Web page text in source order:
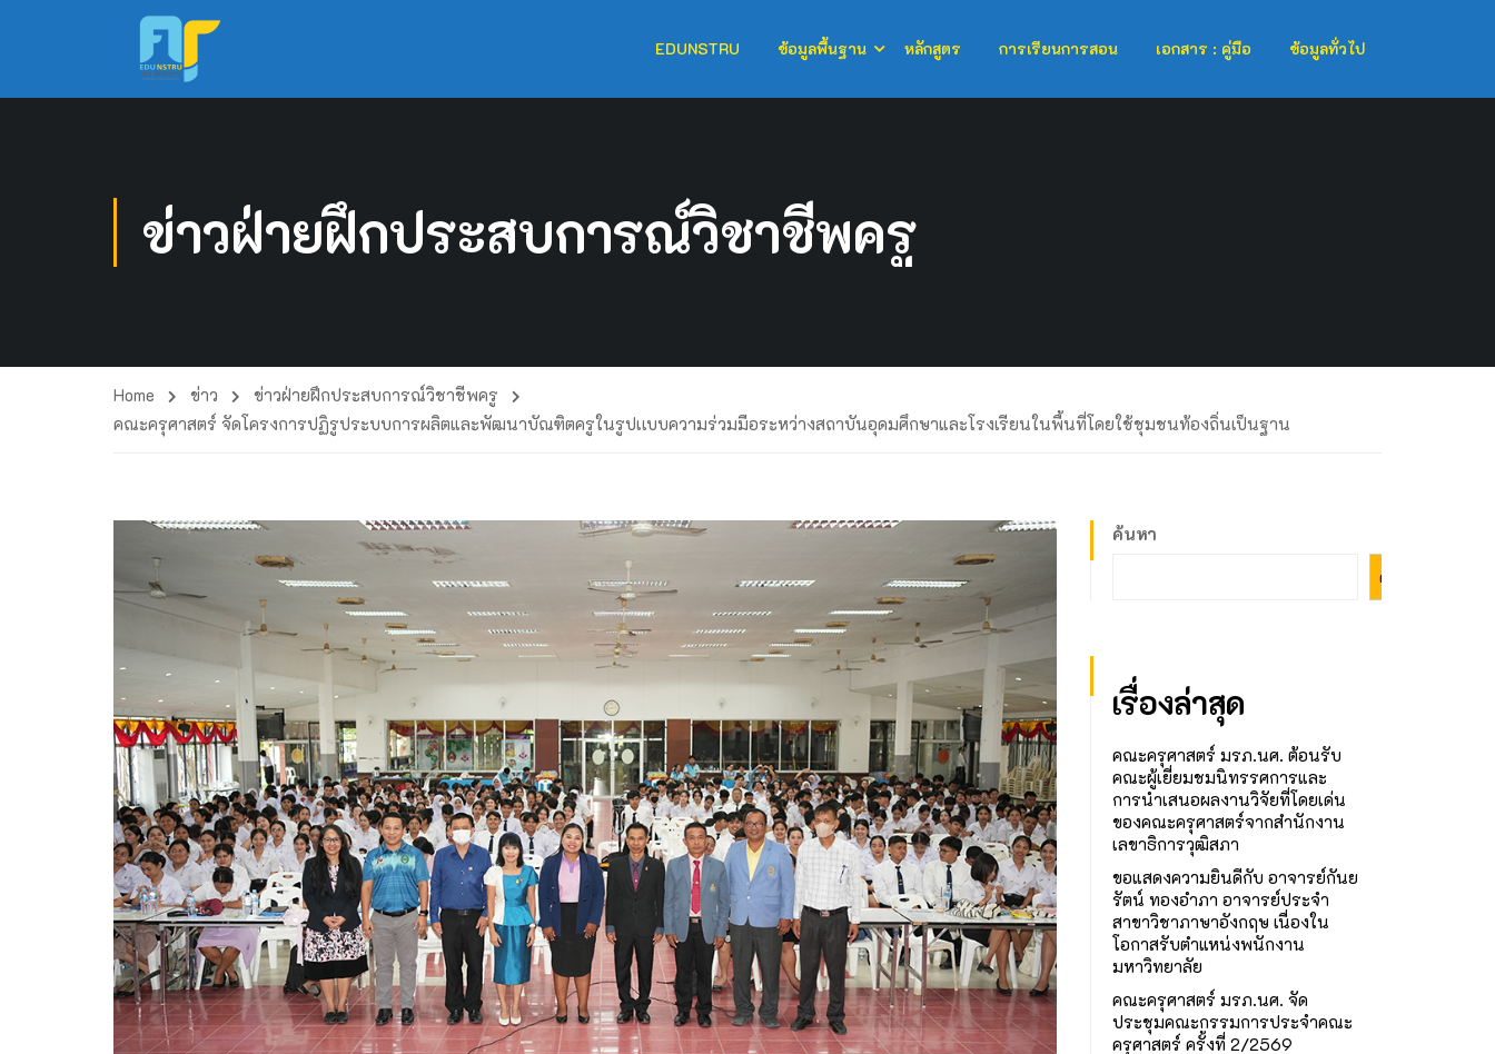
EDUNSTRU ข้อมูลพื้นฐาน หลักสูตร การเรียนการสอน เอกสาร : คู่มือ ข้อมูลทั่วไป
ข่าวฝ่ายฝึกประสบการณ์วิชาชีพครู
Home ข่าว
ข่าวฝ่ายฝึกประสบการณ์วิชาชีพครู
คณะครุศาสตร์ จัดโครงการปฏิรูประบบการผลิตและพัฒนาบัณฑิตครูในรูปเเบบความร่วมมือระหว่างสถาบันอุดมศึกษาและโรงเรียนในพื้นที่โดยใช้ชุมชนท้องถิ่นเป็นฐาน
ค้นหา
ค้นหา
เรื่องล่าสุด
คณะครุศาสตร์ มรภ.นศ. ต้อนรับ
คณะผู้เยี่ยมชมนิทรรศการและ
การนำเสนอผลงานวิจัยที่โดยเด่น
ของคณะครุศาสตร์จากสำนักงาน
เลขาธิการวุฒิสภา
ขอแสดงความยินดีกับ อาจารย์กันย
รัตน์ ทองอำภา อาจารย์ประจำ
สาขาวิชาภาษาอังกฤษ เนื่องใน
โอกาสรับตำแหน่งพนักงาน
มหาวิทยาลัย
คณะครุศาสตร์ มรภ.นศ. จัด
ประชุมคณะกรรมการประจำคณะ
ครุศาสตร์ ครั้งที่ 2/2569